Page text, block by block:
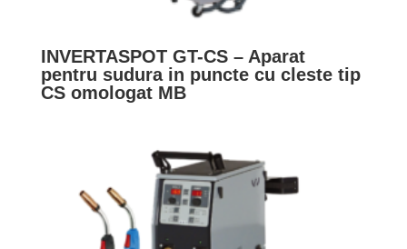
INVERTASPOT GT-CS – Aparat
pentru sudura in puncte cu cleste tip
CS omologat MB